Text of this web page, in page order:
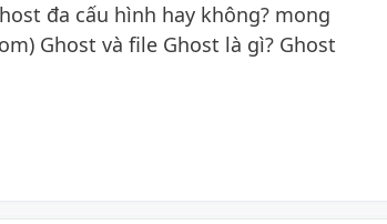
đa cấu hình hay không? mong
Ghost và file Ghost là gì? Ghost